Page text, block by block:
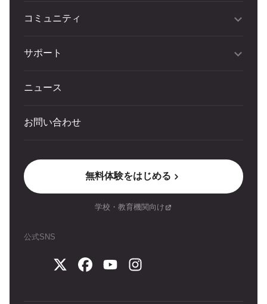
コミュニティ
サポート
ニュース
お問い合わせ
無料体験をはじめる
学校・教育機関向け
公式SNS